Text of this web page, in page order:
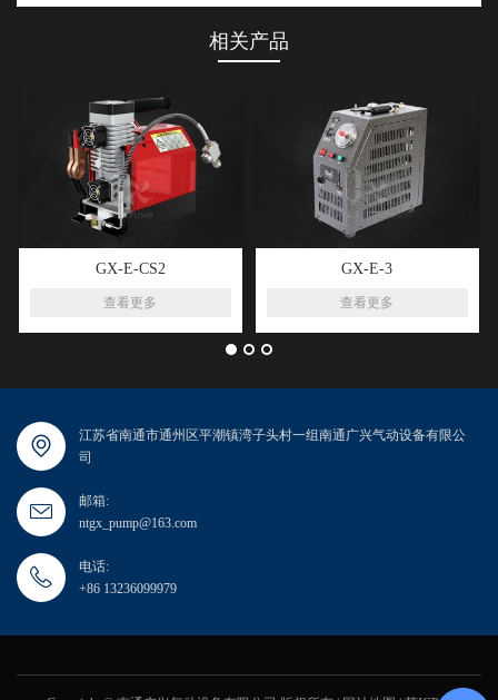
相关产品
GX-E-CS2
查看更多
GX-E-3
查看更多
江苏省南通市通州区平潮镇湾子头村一组南通广兴气动设备有限公
司
邮箱:
ntgx_pump@163.com
电话:
+86 13236099979